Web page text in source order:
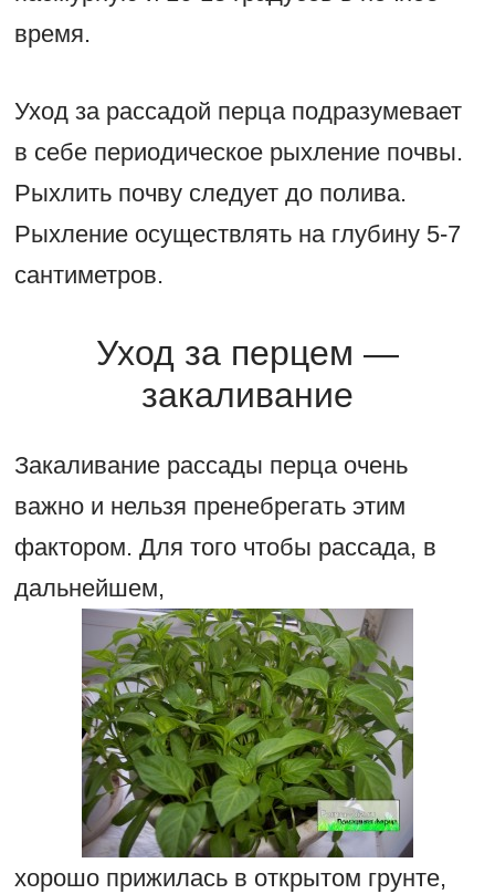
время.
Уход за рассадой перца подразумевает
в себе периодическое рыхление почвы.
Рыхлить почву следует до полива.
Рыхление осуществлять на глубину 5-7
сантиметров.
Уход за перцем —
закаливание
Закаливание рассады перца очень
важно и нельзя пренебрегать этим
фактором. Для того чтобы рассада, в
дальнейшем,
хорошо прижилась в открытом грунте,